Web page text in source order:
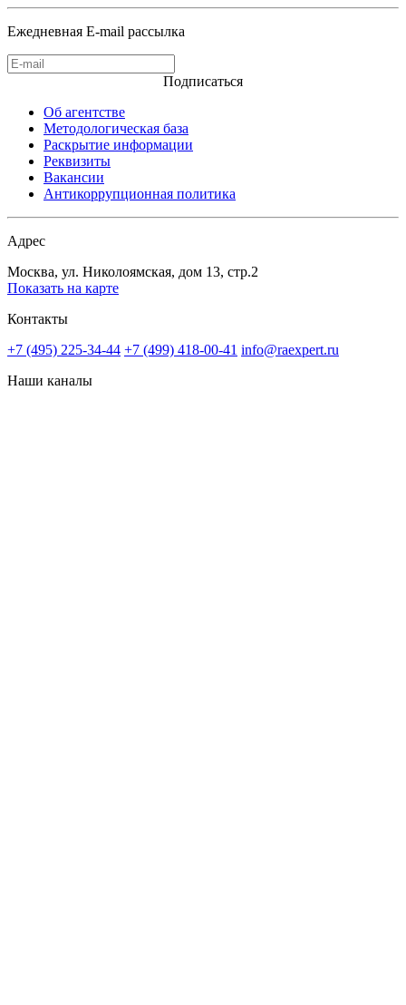
Ежедневная E-mail рассылка
Подписаться
Об агентстве
Методологическая база
Раскрытие информации
Реквизиты
Вакансии
Антикоррупционная политика
Адрес
Москва, ул. Николоямская, дом 13, стр.2
Показать на карте
Контакты
+7 (495) 225-34-44 +7 (499) 418-00-41 info@raexpert.ru
Наши каналы